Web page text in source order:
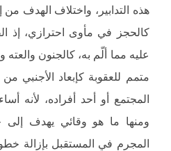
هذه التدابير، واختلاف الهدف من
كالحجز في مأوى احترازي، إذ
عليه مما ألّم به، كالجنون والعته
متمم للعقوبة كإبعاد الأجنبي
المجتمع أو أحد أفراده، لأنه
ومنها ما هو وقائي يهدف إلى
المجرم في المستقبل بإزالة